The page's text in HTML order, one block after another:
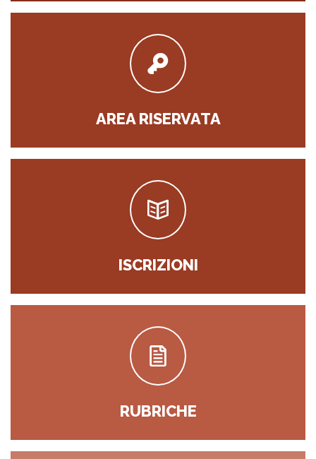
AREA RISERVATA
ISCRIZIONI
RUBRICHE